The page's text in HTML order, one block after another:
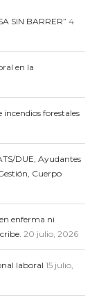
SIN BARRER” 4
en la
forestales
DUE, Ayudantes
Cuerpo
enferma ni
20 julio, 2026
laboral 15 julio,